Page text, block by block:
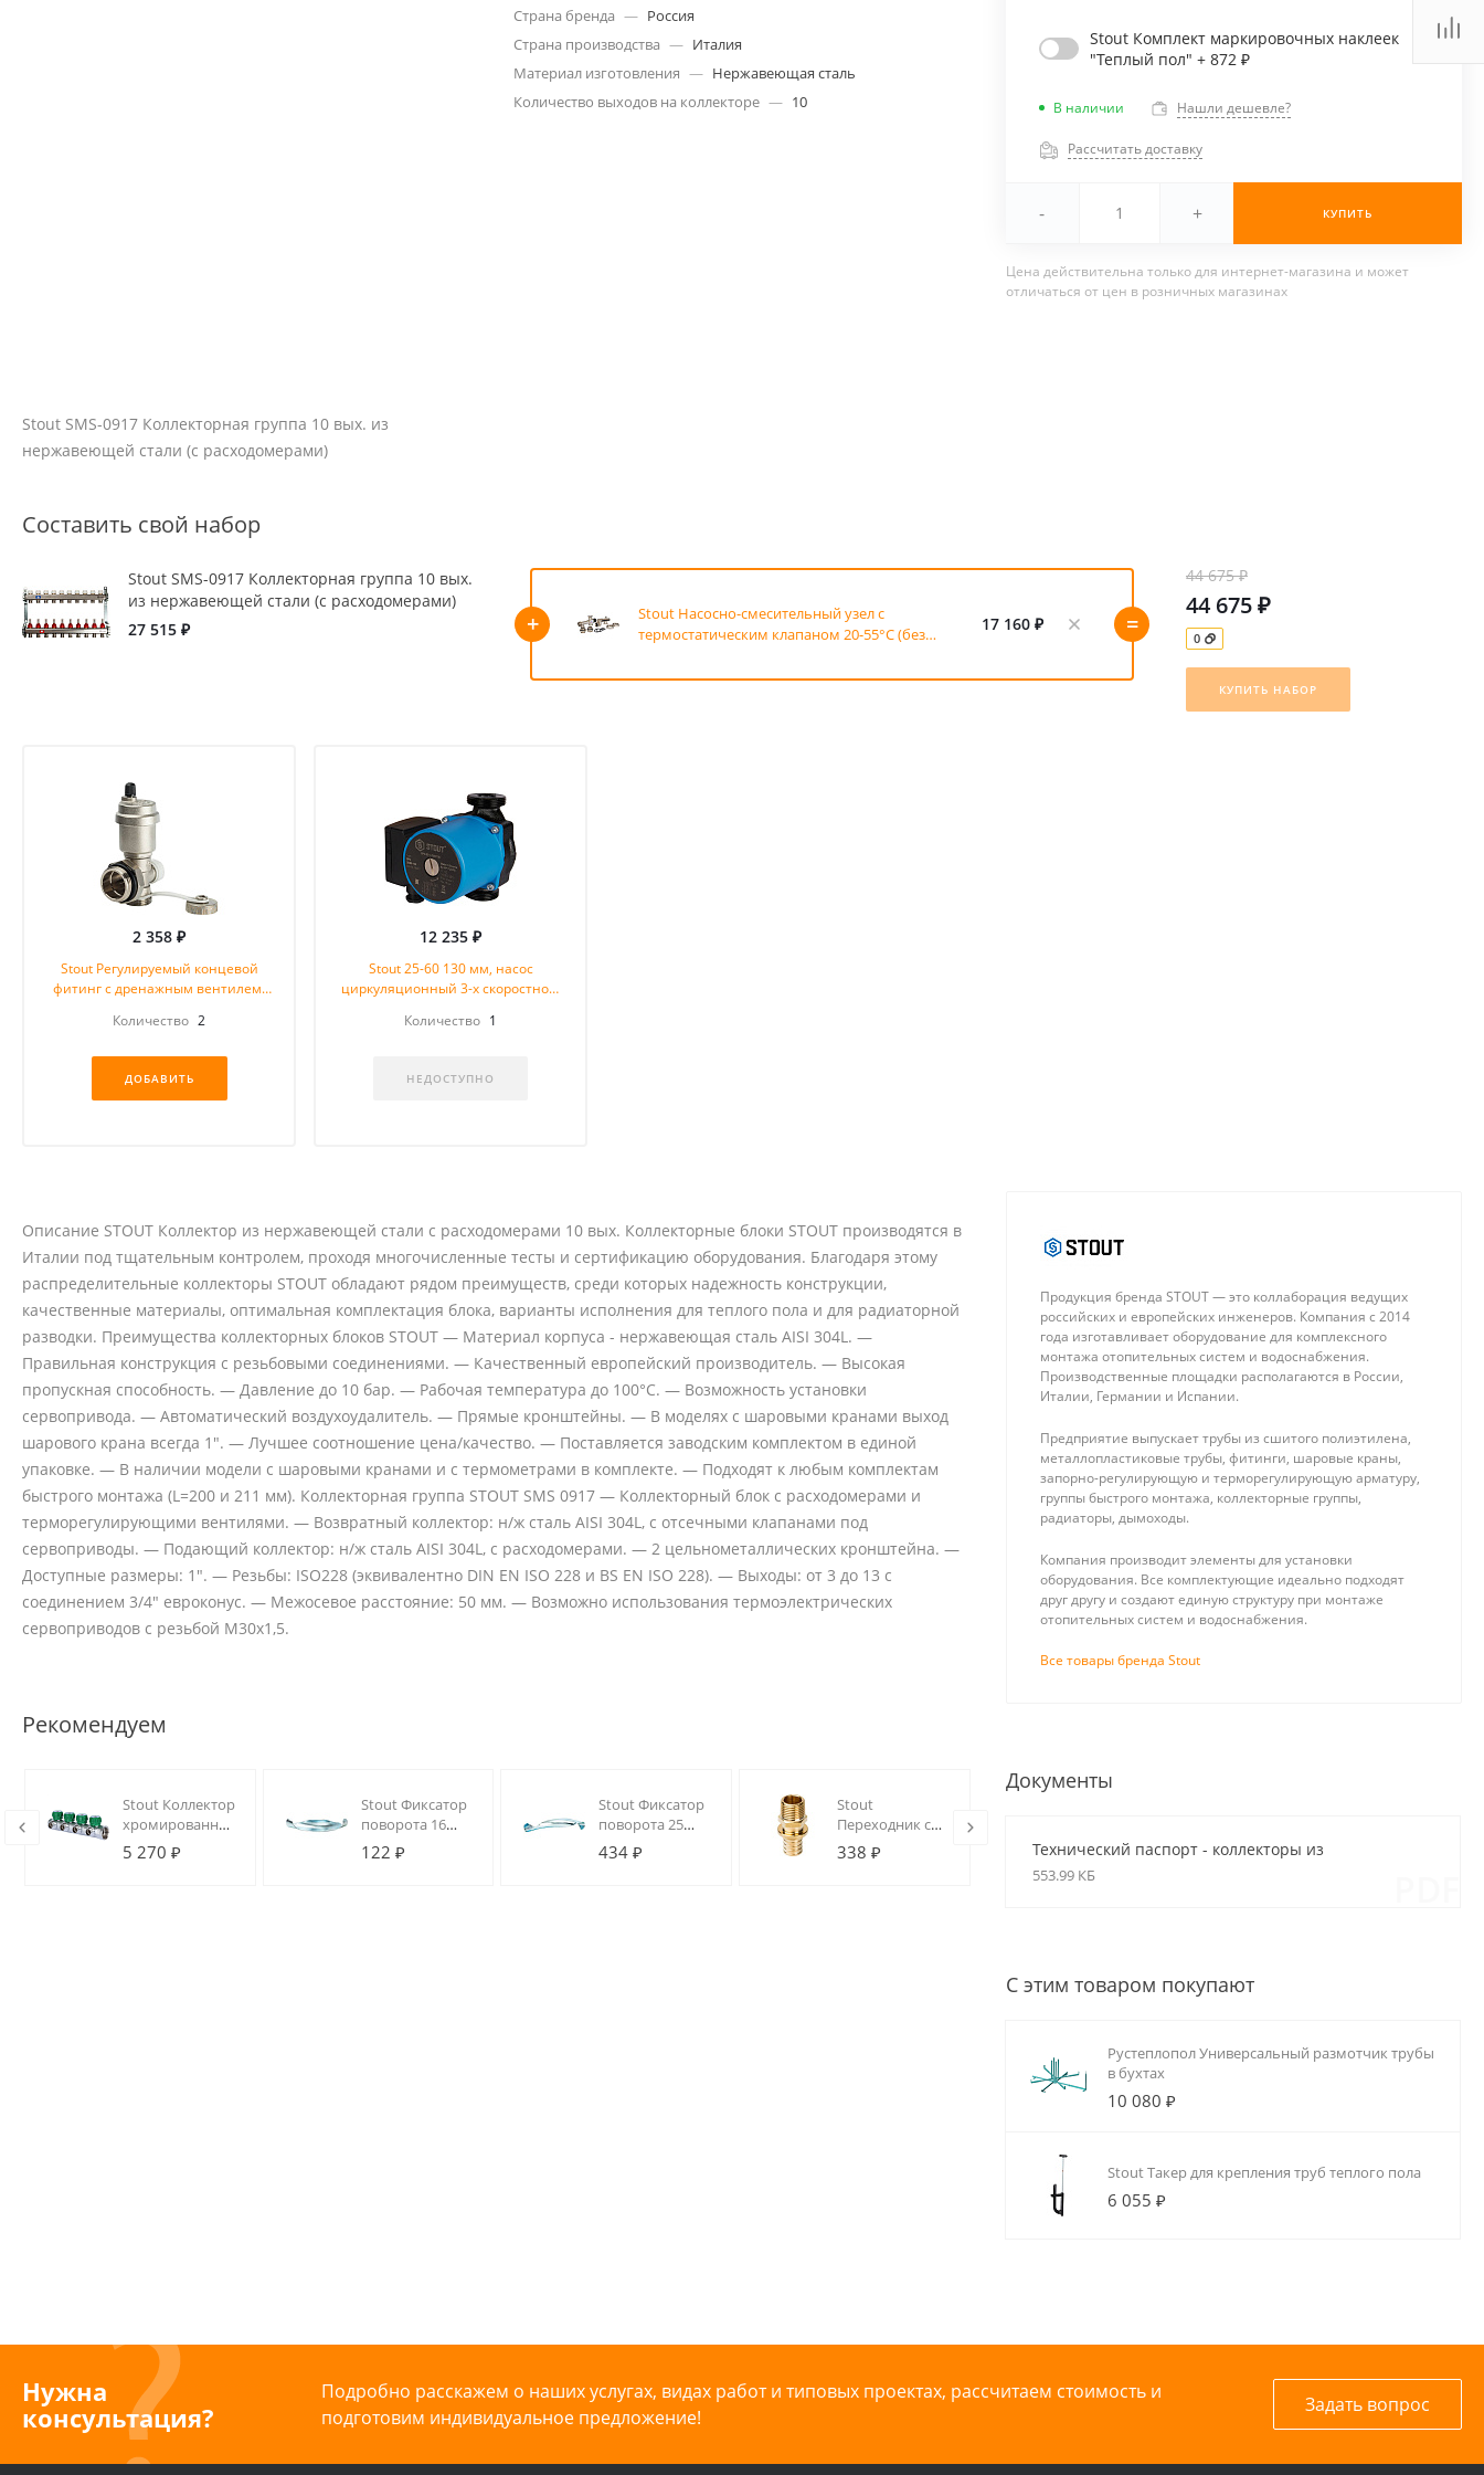
Stout SMS-0917 Коллекторная группа 10 вых. из
нержавеющей стали (с расходомерами)
Страна бренда — Россия
Страна производства — Италия
Материал изготовления — Нержавеющая сталь
Количество выходов на коллекторе — 10
Stout Комплект маркировочных наклеек
"Теплый пол" + 872 ₽
В наличии Нашли дешевле?
Рассчитать доставку
- + КУПИТЬ
Цена действительна только для интернет-магазина и может
отличаться от цен в розничных магазинах
Составить свой набор
Stout SMS-0917 Коллекторная группа 10 вых.
из нержавеющей стали (с расходомерами)
27 515 ₽
Stout Насосно-смесительный узел с
термостатическим клапаном 20-55°C (без
17 160 ₽
+ =
44 675 ₽
44 675 ₽
0
КУПИТЬ НАБОР
2 358 ₽
Stout Регулируемый концевой
фитинг с дренажным вентилем,
1"
Количество 2
ДОБАВИТЬ
12 235 ₽
Stout 25-60 130 мм, насос
циркуляционный 3-х скоростной,
Количество 1
НЕДОСТУПНО
Описание STOUT Коллектор из нержавеющей стали с расходомерами 10 вых. Коллекторные блоки STOUT производятся в
Италии под тщательным контролем, проходя многочисленные тесты и сертификацию оборудования. Благодаря этому
распределительные коллекторы STOUT обладают рядом преимуществ, среди которых надежность конструкции,
качественные материалы, оптимальная комплектация блока, варианты исполнения для теплого пола и для радиаторной
разводки. Преимущества коллекторных блоков STOUT — Материал корпуса - нержавеющая сталь AISI 304L. —
Правильная конструкция с резьбовыми соединениями. — Качественный европейский производитель. — Высокая
пропускная способность. — Давление до 10 бар. — Рабочая температура до 100°С. — Возможность установки
сервопривода. — Автоматический воздухоудалитель. — Прямые кронштейны. — В моделях с шаровыми кранами выход
шарового крана всегда 1". — Лучшее соотношение цена/качество. — Поставляется заводским комплектом в единой
упаковке. — В наличии модели с шаровыми кранами и с термометрами в комплекте. — Подходят к любым комплектам
быстрого монтажа (L=200 и 211 мм). Коллекторная группа STOUT SMS 0917 — Коллекторный блок с расходомерами и
терморегулирующими вентилями. — Возвратный коллектор: н/ж сталь AISI 304L, с отсечными клапанами под
сервоприводы. — Подающий коллектор: н/ж сталь AISI 304L, с расходомерами. — 2 цельнометаллических кронштейна. —
Доступные размеры: 1". — Резьбы: ISO228 (эквивалентно DIN EN ISO 228 и BS EN ISO 228). — Выходы: от 3 до 13 с
соединением 3/4" евроконус. — Межосевое расстояние: 50 мм. — Возможно использования термоэлектрических
сервоприводов с резьбой М30х1,5.
Рекомендуем
Stout Коллектор
хромированный
1", 4 отвода,
подключение
5 270 ₽
Stout Фиксатор
поворота 16
(металл)
122 ₽
Stout Фиксатор
поворота 25
(металл)
434 ₽
Stout
Переходник с
наружной
резьбой 20xR
338 ₽
(метражом, в
труба из
180 ₽
GSM / Wi-Fi
16 430 ₽
Продукция бренда STOUT — это коллаборация ведущих
российских и европейских инженеров. Компания с 2014
года изготавливает оборудование для комплексного
монтажа отопительных систем и водоснабжения.
Производственные площадки располагаются в России,
Италии, Германии и Испании.
Предприятие выпускает трубы из сшитого полиэтилена,
металлопластиковые трубы, фитинги, шаровые краны,
запорно-регулирующую и терморегулирующую арматуру,
группы быстрого монтажа, коллекторные группы,
радиаторы, дымоходы.
Компания производит элементы для установки
оборудования. Все комплектующие идеально подходят
друг другу и создают единую структуру при монтаже
отопительных систем и водоснабжения.
Все товары бренда Stout
Документы
Технический паспорт - коллекторы из
нержавеющей стали для систем отопления
553.99 КБ
С этим товаром покупают
Рустеплопол Универсальный размотчик трубы
в бухтах
10 080 ₽
Stout Такер для крепления труб теплого пола
6 055 ₽
Нужна
консультация?
Подробно расскажем о наших услугах, видах работ и типовых проектах, рассчитаем стоимость и
подготовим индивидуальное предложение!
Задать вопрос